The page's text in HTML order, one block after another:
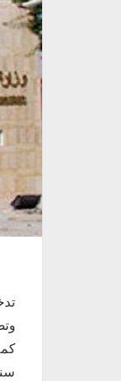
سنة 2019 واحترام مبدأ الإنصاف